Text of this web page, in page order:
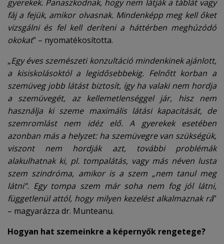
gyerekek. Panaszkodnak, hogy nem látják a táblát vagy
fáj a fejük, amikor olvasnak. Mindenképp meg kell őket
vizsgálni és fel kell deríteni a háttérben meghúzódó
okokat” – nyomatékosította.
„Egy éves szemészeti konzultáció mindenkinek ajánlott,
a kisiskolásoktól a legidősebbekig. Felnőtt korban a
szemüveg jobb látást biztosít, így ha valaki nem hordja
a szemüvegét, az kellemetlenséggel jár, hisz nem
használja ki szeme maximális látási kapacitását, de
szemromlást nem idéz elő. A gyerekek esetében
azonban más a helyzet: ha szemüvegre van szükségük,
viszont nem hordják azt, további problémák
alakulhatnak ki, pl. tompalátás, vagy más néven lusta
szem szindróma, amikor is a szem „nem tanul meg
látni”. Egy tompa szem már soha nem fog jól látni,
függetlenül attól, hogy milyen kezelést alkalmaznak rá”
– magyarázza dr. Munteanu.
Hogyan hat szemeinkre a képernyők rengetege?